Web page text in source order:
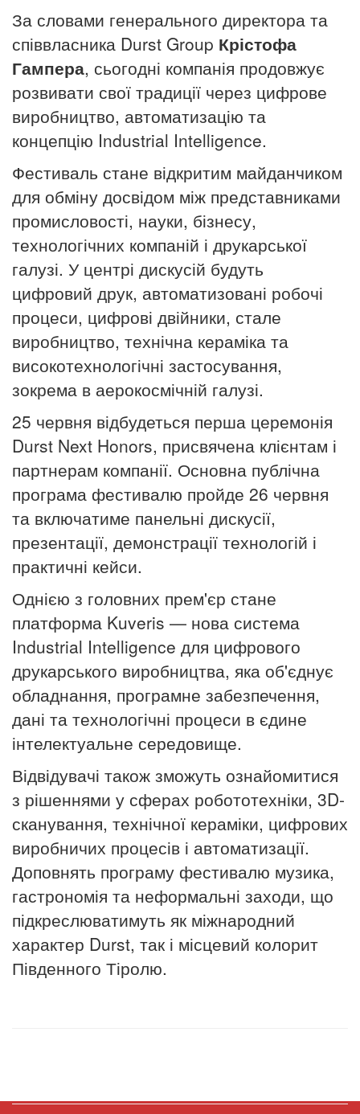
За словами генерального директора та
співвласника Durst Group Крістофа
Гампера, сьогодні компанія продовжує
розвивати свої традиції через цифрове
виробництво, автоматизацію та
концепцію Industrial Intelligence.
Фестиваль стане відкритим майданчиком
для обміну досвідом між представниками
промисловості, науки, бізнесу,
технологічних компаній і друкарської
галузі. У центрі дискусій будуть
цифровий друк, автоматизовані робочі
процеси, цифрові двійники, стале
виробництво, технічна кераміка та
високотехнологічні застосування,
зокрема в аерокосмічній галузі.
25 червня відбудеться перша церемонія
Durst Next Honors, присвячена клієнтам і
партнерам компанії. Основна публічна
програма фестивалю пройде 26 червня
та включатиме панельні дискусії,
презентації, демонстрації технологій і
практичні кейси.
Однією з головних прем'єр стане
платформа Kuveris — нова система
Industrial Intelligence для цифрового
друкарського виробництва, яка об'єднує
обладнання, програмне забезпечення,
дані та технологічні процеси в єдине
інтелектуальне середовище.
Відвідувачі також зможуть ознайомитися
з рішеннями у сферах робототехніки, 3D-
сканування, технічної кераміки, цифрових
виробничих процесів і автоматизації.
Доповнять програму фестивалю музика,
гастрономія та неформальні заходи, що
підкреслюватимуть як міжнародний
характер Durst, так і місцевий колорит
Південного Тіролю.